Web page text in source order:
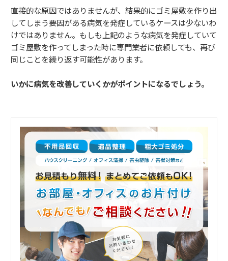
直接的な原因ではありませんが、結果的にゴミ屋敷を作り出
してしまう要因がある病気を発症しているケースは少ないわ
けではありません。もしも上記のような病気を発症していて
ゴミ屋敷を作ってしまった時に専門業者に依頼しても、再び
同じことを繰り返す可能性があります。
いかに病気を改善していくかがポイントになるでしょう。